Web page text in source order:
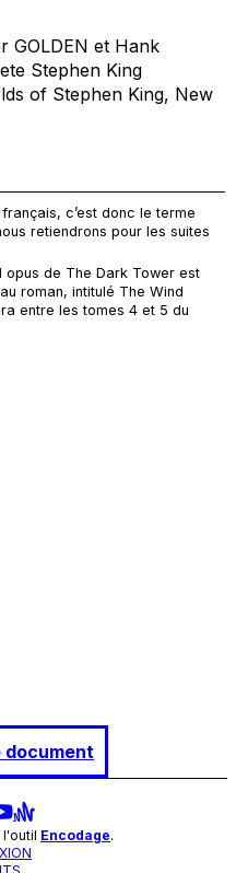
GOLDEN et Hank
Stephen King
of Stephen King, New
c’est donc le terme
retiendrons pour les suites
opus de The Dark Tower est
roman, intitulé The Wind
entre les tomes 4 et 5 du
document
l'outil Encodage.